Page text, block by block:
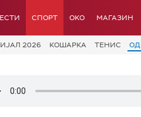
СПОРТ OKO МАГАЗИН
2026 КОШАРКА ТЕНИС